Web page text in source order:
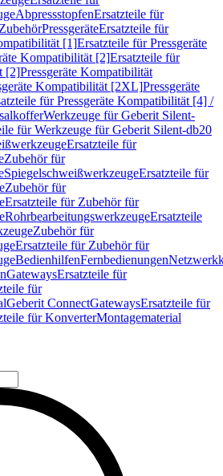
AbpressstopfenErsatzteile für
ZubehörPressgeräteErsatzteile für
[1]Ersatzteile für Pressgeräte
Kompatibilität [2]Ersatzteile für
[2]Pressgeräte Kompatibilität
Kompatibilität [2XL]Pressgeräte
für Pressgeräte Kompatibilität [4] /
Werkzeuge für Geberit Silent-
für Werkzeuge für Geberit Silent-db20
Ersatzteile für
Zubehör für
SpiegelschweißwerkzeugeErsatzteile für
Zubehör für
Ersatzteile für Zubehör für
RohrbearbeitungswerkzeugeErsatzteile
Zubehör für
Ersatzteile für Zubehör für
BedienhilfenFernbedienungen
GatewaysErsatzteile für
für
Geberit ConnectGatewaysErsatzteile für
für KonverterMontagematerial